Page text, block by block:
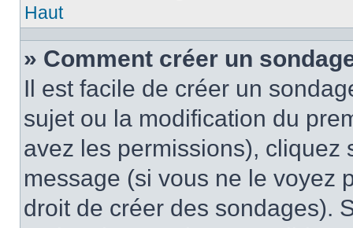
Haut
» Comment créer un
Il est facile de créer un
sujet ou la modification du
avez les permissions), cliquez
message (si vous ne le voyez
droit de créer des sondages).